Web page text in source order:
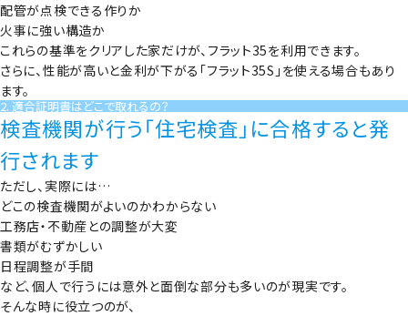
配管が点検できる作りか
火事に強い構造か
これらの基準をクリアした家だけが、フラット35を利用できます。
さらに、性能が高いと金利が下がる「フラット35S」を使える場合もあり
ます。
2. 適合証明書はどこで取れるの？
検査機関が行う「住宅検査」に合格すると発
行されます
ただし、実際には…
どこの検査機関がよいのかわからない
工務店・不動産との調整が大変
書類がむずかしい
日程調整が手間
など、個人で行うには意外と面倒な部分も多いのが現実です。
そんな時に役立つのが、